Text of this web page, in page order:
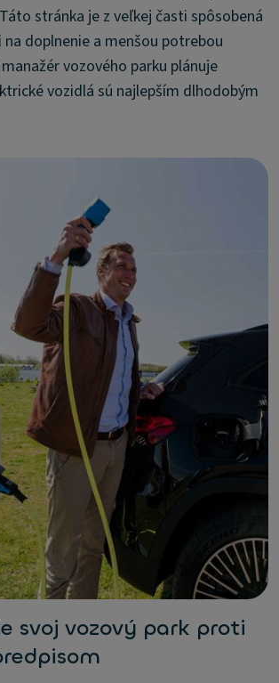
stránka je z veľkej časti spôsobená
doplnenie a menšou potrebou
vozového parku plánuje
vozidlá sú najlepším dlhodobým
svoj vozový park proti